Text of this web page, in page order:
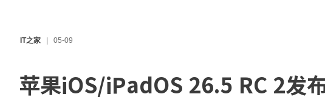
IT之家 05-09
苹果iOS/iPadOS 26.5 RC 2发